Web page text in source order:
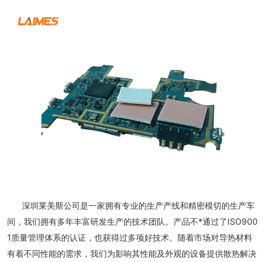
深圳莱美斯公司是一家拥有专业的生产产线和精密模切的生产车
间，我们拥有多年丰富研发生产的技术团队。产品不*通过了ISO900
1质量管理体系的认证，也获得过多项好技术。随着市场对导热材料
有着不同性能的需求，我们为影响其性能及外观的设备提供散热解决